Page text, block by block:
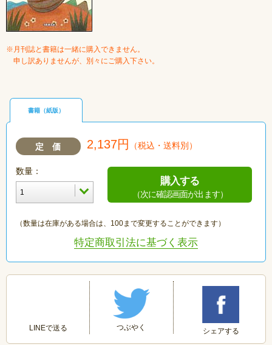
※月刊誌と書籍は一緒に購入できません。
申し訳ありませんが、別々にご購入下さい。
書籍（紙版）
定 価 2,137円 （税込・送料別）
数量：
購入する
（次に確認画面が出ます）
（数量は在庫がある場合は、100まで変更することができます）
特定商取引法に基づく表示
LINEで送る つぶやく シェアする